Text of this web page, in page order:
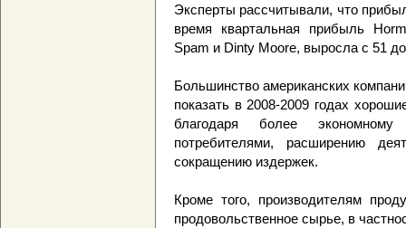
Эксперты рассчитывали, что
время квартальная прибыль
Spam и Dinty Moore, выросла с 51
Большинство американских
показать в 2008-2009 годах
благодаря более
потребителями, расширению
сокращению издержек.
Кроме того, производителям
продовольственное сырье, в